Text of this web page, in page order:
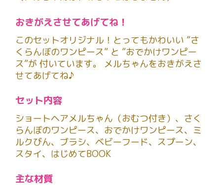
おきがえさせてあげてね！
このセットオリジナル！とってもかわいい ”さ
くらんぼのワンピース” と ”おでかけワンピー
ス”が 付いています。 メルちゃんをおきがえさ
せてあげてね♪
セット内容
ショートヘアメルちゃん（おむつ付き）、さく
らんぼのワンピース、おでかけワンピース、ミ
ルクびん、ブラシ、ベビーフード、スプーン、
スタイ、はじめてBOOK
主な材質